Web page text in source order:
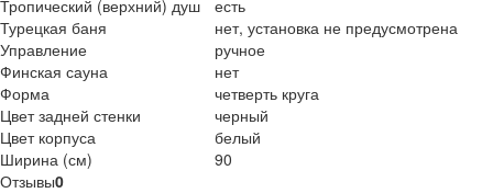
Тропический (верхний) душ
есть
Турецкая баня
нет, установка не предусмотрена
Управление
ручное
Финская сауна
нет
Форма
четверть круга
Цвет задней стенки
черный
Цвет корпуса
белый
Ширина (см)
90
Отзывы0